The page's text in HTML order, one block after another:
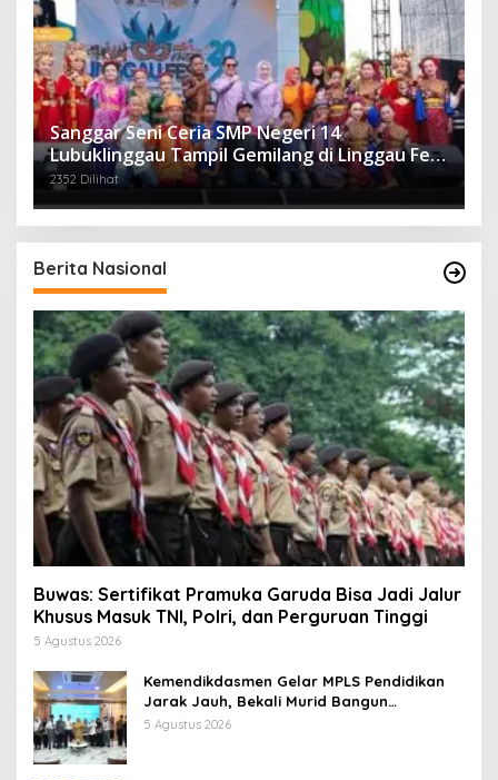
Sanggar Seni Ceria SMP Negeri 14
Lubuklinggau Tampil Gemilang di Linggau Fest
2025
2352 Dilihat
Berita Nasional
Buwas: Sertifikat Pramuka Garuda Bisa Jadi Jalur
Khusus Masuk TNI, Polri, dan Perguruan Tinggi
5 Agustus 2026
Kemendikdasmen Gelar MPLS Pendidikan
Jarak Jauh, Bekali Murid Bangun
Kemandirian Belajar
5 Agustus 2026